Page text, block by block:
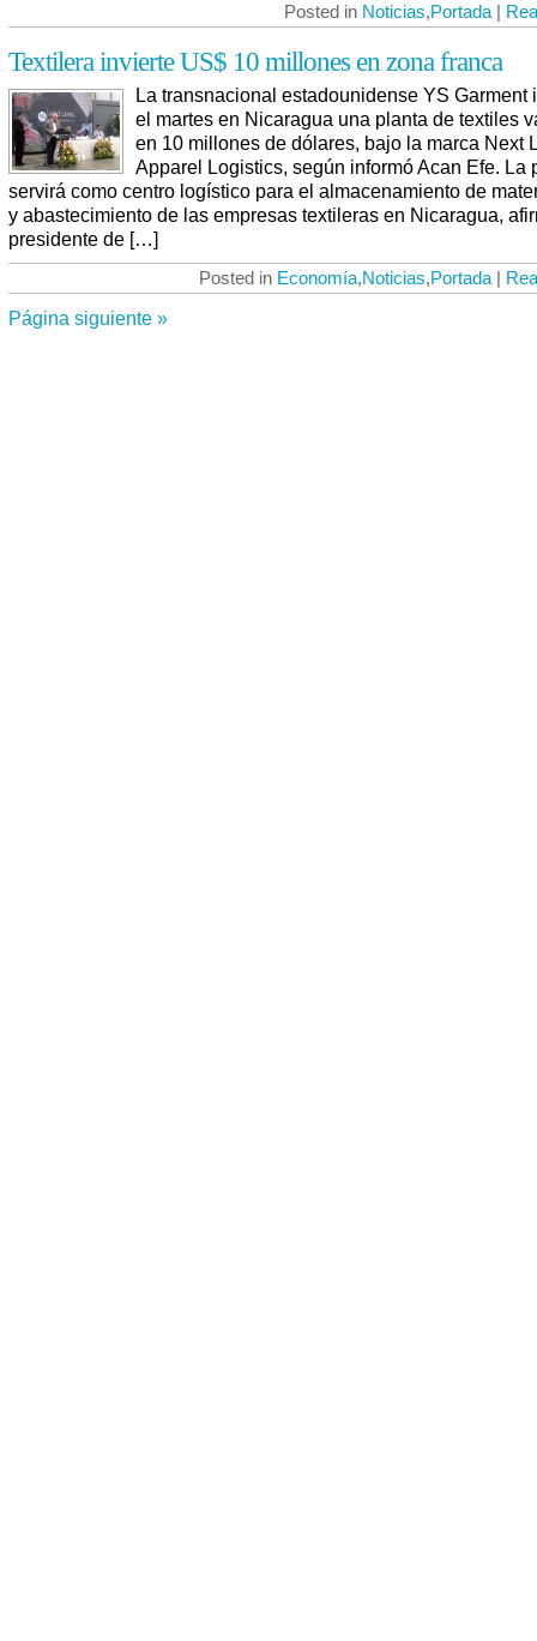
Posted in Noticias,Portada |
Textilera invierte US$ 10 millones en zona franca
La transnacional estadounidense YS Garment
el martes en Nicaragua una planta de textiles
en 10 millones de dólares, bajo la marca Next
Apparel Logistics, según informó Acan Efe. La
servirá como centro logístico para el almacenamiento de
y abastecimiento de las empresas textileras en Nicaragua,
presidente de […]
Posted in Economía,Noticias,Portada |
Página siguiente »